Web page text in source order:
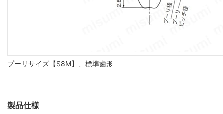
プーリサイズ【S8M】、標準歯形
製品仕様